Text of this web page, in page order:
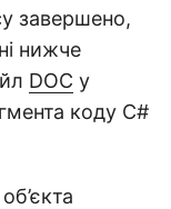
завершено,
нижче
DOC у
коду C#